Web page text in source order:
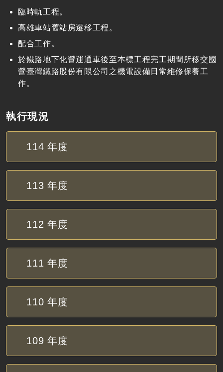
臨時軌工程。
高雄車站舊站房遷移工程。
配合工作。
於鐵路地下化營運通車後至本標工程完工期間所移交國
營臺灣鐵路股份有限公司之機電設備日常維修保養工
作。
執行現況
114 年度
113 年度
112 年度
111 年度
110 年度
109 年度